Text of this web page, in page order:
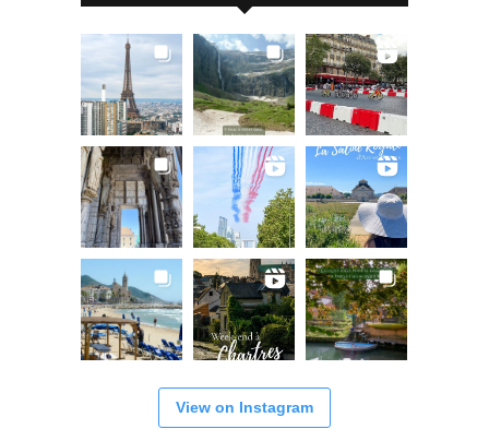
View on Instagram